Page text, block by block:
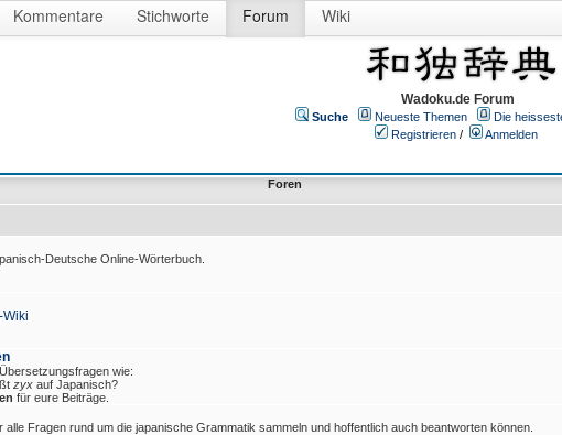
Kommentare Stichworte Forum Wiki
Wadoku.de Forum
Suche Neueste Themen
Die
Registrieren / Anmelden
Foren
Deutsche Online-Wörterbuch.
wie:
zyx auf Japanisch?
für eure Beiträge.
Fragen rund um die japanische Grammatik sammeln und hoffentlich auch beantworten können.